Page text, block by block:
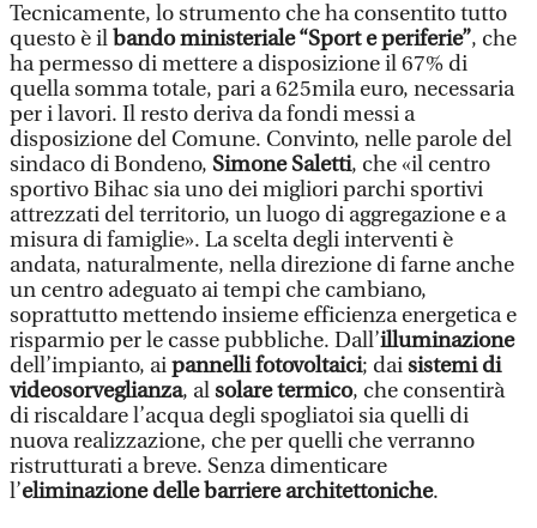
Tecnicamente, lo strumento che ha consentito tutto
questo è il bando ministeriale “Sport e periferie”, che
ha permesso di mettere a disposizione il 67% di
quella somma totale, pari a 625mila euro, necessaria
per i lavori. Il resto deriva da fondi messi a
disposizione del Comune. Convinto, nelle parole del
sindaco di Bondeno, Simone Saletti, che «il centro
sportivo Bihac sia uno dei migliori parchi sportivi
attrezzati del territorio, un luogo di aggregazione e a
misura di famiglie». La scelta degli interventi è
andata, naturalmente, nella direzione di farne anche
un centro adeguato ai tempi che cambiano,
soprattutto mettendo insieme efficienza energetica e
risparmio per le casse pubbliche. Dall’illuminazione
dell’impianto, aipannelli fotovoltaici; daisistemi di
videosorveglianza, alsolare termico, che consentirà
di riscaldare l’acqua degli spogliatoi sia quelli di
nuova realizzazione, che per quelli che verranno
ristrutturati a breve. Senza dimenticare
l’eliminazione delle barriere architettoniche.